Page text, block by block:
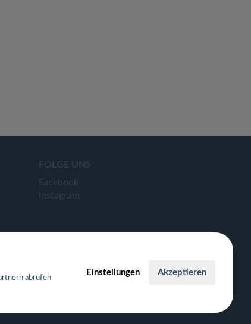
FOLGE UNS
Facebook
Instagram
abrufen
Einstellungen Akzeptieren